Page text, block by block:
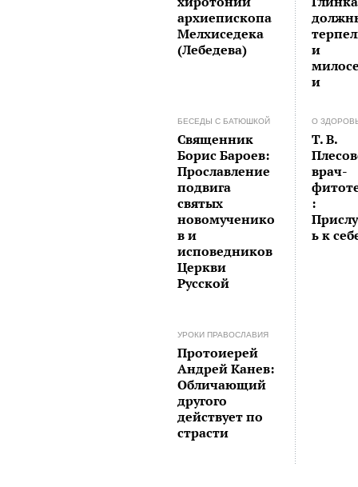
архиепископа
Мелхиседека
(Лебедева)
и
и
БЕСЕДЫ С БАТЮШКОЙ
Священник
Борис Бароев:
Прославление
подвига
святых
новомученико
в и
исповедников
Церкви
Русской
О
Т. В.
врач-
:
ь к
УРОКИ ПРАВОСЛАВИЯ
Протоиерей
Андрей Канев:
Обличающий
другого
действует по
страсти